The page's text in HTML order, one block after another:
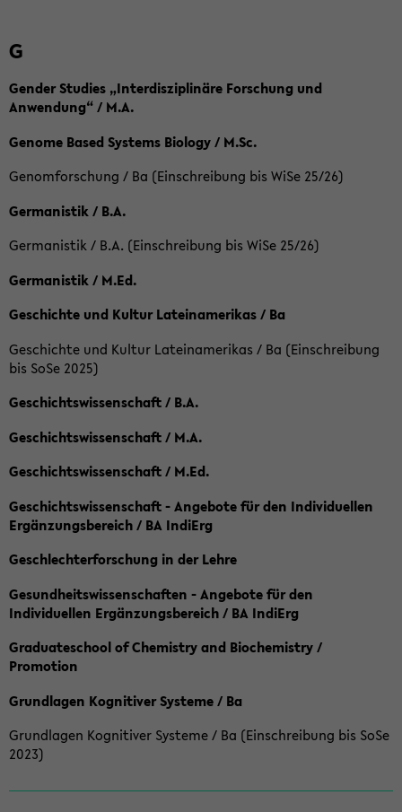
G
Gender Studies „Interdisziplinäre Forschung und
Anwendung“ / M.A.
Genome Based Systems Biology / M.Sc.
Genomforschung / Ba (Einschreibung bis WiSe 25/26)
Germanistik / B.A.
Germanistik / B.A. (Einschreibung bis WiSe 25/26)
Germanistik / M.Ed.
Geschichte und Kultur Lateinamerikas / Ba
Geschichte und Kultur Lateinamerikas / Ba (Einschreibung
bis SoSe 2025)
Geschichtswissenschaft / B.A.
Geschichtswissenschaft / M.A.
Geschichtswissenschaft / M.Ed.
Geschichtswissenschaft - Angebote für den Individuellen
Ergänzungsbereich / BA IndiErg
Geschlechterforschung in der Lehre
Gesundheitswissenschaften - Angebote für den
Individuellen Ergänzungsbereich / BA IndiErg
Graduateschool of Chemistry and Biochemistry /
Promotion
Grundlagen Kognitiver Systeme / Ba
Grundlagen Kognitiver Systeme / Ba (Einschreibung bis SoSe
2023)